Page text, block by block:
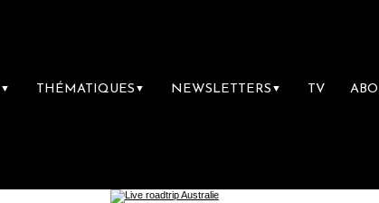
▼ THÉMATIQUES ▼ NEWSLETTERS ▼ TV